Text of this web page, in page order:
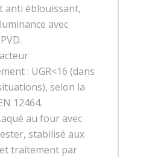
anti éblouissant,
avec
: UGR<16 (dans
selon la
12464.
au four avec
stabilisé aux
traitement par